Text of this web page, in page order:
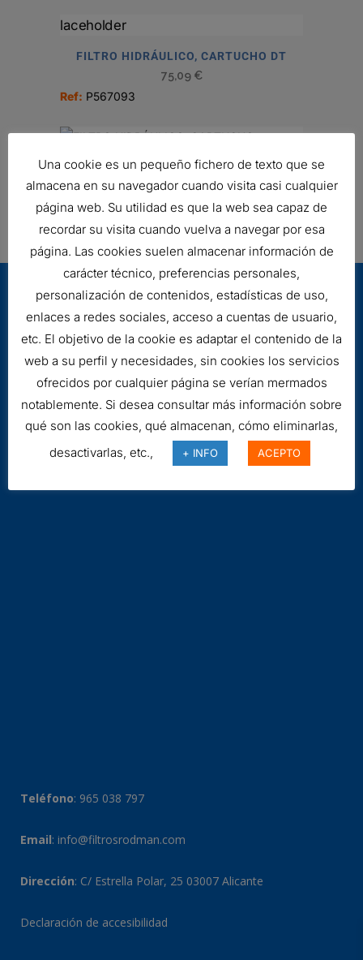
FILTRO HIDRÁULICO, CARTUCHO DT
75,09 €
Ref: P567093
FILTRO HIDRÁULICO, CARTUCHO
49,07€
Ref:P174292
Aviso legal
Cookies
Teléfono: 965 038 797
Email: info@filtrosrodman.com
Dirección: C/ Estrella Polar, 25 03007 Alicante
Declaración de accesibilidad
Una cookie es un pequeño fichero de texto que se
almacena en su navegador cuando visita casi cualquier
página web. Su utilidad es que la web sea capaz de
recordar su visita cuando vuelva a navegar por esa
página. Las cookies suelen almacenar información de
carácter técnico, preferencias personales,
personalización de contenidos, estadísticas de uso,
enlaces a redes sociales, acceso a cuentas de usuario,
etc. El objetivo de la cookie es adaptar el contenido de la
web a su perfil y necesidades, sin cookies los servicios
ofrecidos por cualquier página se verían mermados
notablemente. Si desea consultar más información sobre
qué son las cookies, qué almacenan, cómo eliminarlas,
desactivarlas, etc.,
+ INFO ACEPTO